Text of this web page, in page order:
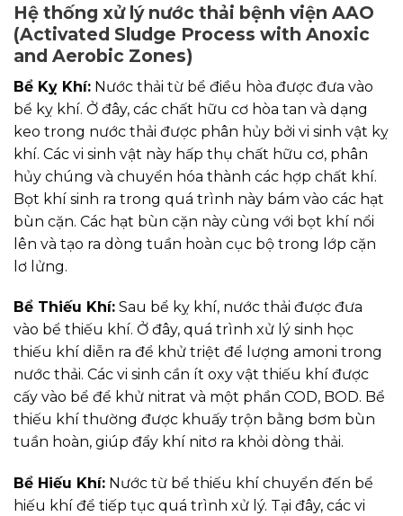
Hệ thống xử lý nước thải bệnh viện AAO
(Activated Sludge Process with Anoxic
and Aerobic Zones)
Bể Kỵ Khí: Nước thải từ bể điều hòa được đưa vào
bể kỵ khí. Ở đây, các chất hữu cơ hòa tan và dạng
keo trong nước thải được phân hủy bởi vi sinh vật kỵ
khí. Các vi sinh vật này hấp thụ chất hữu cơ, phân
hủy chúng và chuyển hóa thành các hợp chất khí.
Bọt khí sinh ra trong quá trình này bám vào các hạt
bùn cặn. Các hạt bùn cặn này cùng với bọt khí nổi
lên và tạo ra dòng tuần hoàn cục bộ trong lớp cặn
lơ lửng.
Bể Thiếu Khí: Sau bể kỵ khí, nước thải được đưa
vào bể thiếu khí. Ở đây, quá trình xử lý sinh học
thiếu khí diễn ra để khử triệt để lượng amoni trong
nước thải. Các vi sinh cần ít oxy vật thiếu khí được
cấy vào bể để khử nitrat và một phần COD, BOD. Bể
thiếu khí thường được khuấy trộn bằng bơm bùn
tuần hoàn, giúp đẩy khí nitơ ra khỏi dòng thải.
Bể Hiếu Khí: Nước từ bể thiếu khí chuyển đến bể
hiếu khí để tiếp tục quá trình xử lý. Tại đây, các vi